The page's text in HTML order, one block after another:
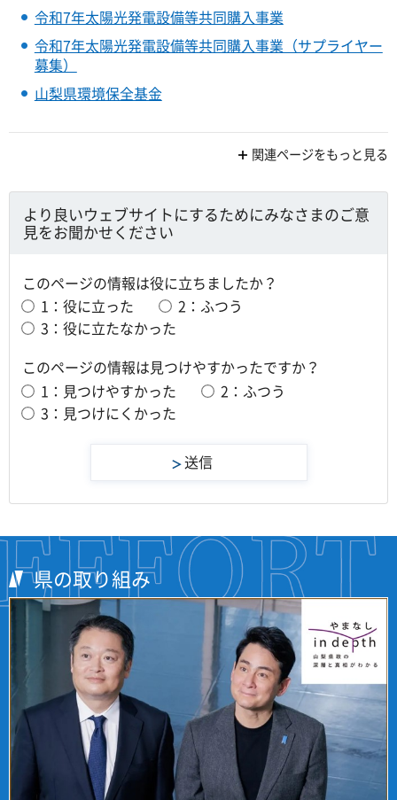
令和7年太陽光発電設備等共同購入事業
令和7年太陽光発電設備等共同購入事業（サプライヤー
募集）
山梨県環境保全基金
関連ページをもっと見る
より良いウェブサイトにするためにみなさまのご意
見をお聞かせください
このページの情報は役に立ちましたか？
1：役に立った
2：ふつう
3：役に立たなかった
このページの情報は見つけやすかったですか？
1：見つけやすかった
2：ふつう
3：見つけにくかった
県の取り組み